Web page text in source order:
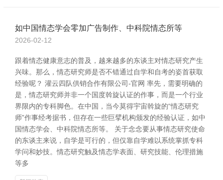
如中国情态学会零加广告制作、中科院情态所等
2026-02-12
跟着情态健康意志的普及，越来越多的东谈主对情态研究产生
兴味。那么，情态研究师是否不错通过自学和自考的姿首获取
经验呢？ 灌云四队供销合作有限公司-官网 率先，需要明确的
是，情态研究师并非一个国度斡旋认证的作事，而是一个行业
界限内的专科脚色。在中国，当今莫得宇宙斡旋的“情态研究
师”作事经考据书，但存在一些巨擘机构颁发的经验认证，如中
国情态学会、中科院情态所等。 关于念念要从事情态研究使命
的东谈主来说，自学是可行的，但仅靠自学难以系统掌抓专科
学问和妙技。情态研究触及情态学表面、研究技能、伦理措施
等多